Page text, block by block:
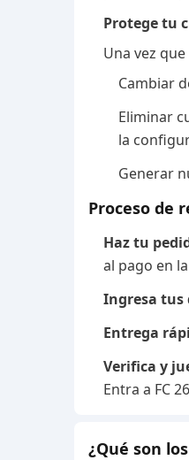
Protege tu
Una vez
Cambiar
Eliminar
la
Generar
Proceso de
Haz tu
al pago en
Ingresa tus
Entrega
Verifica y
Entra a FC
¿Qué son